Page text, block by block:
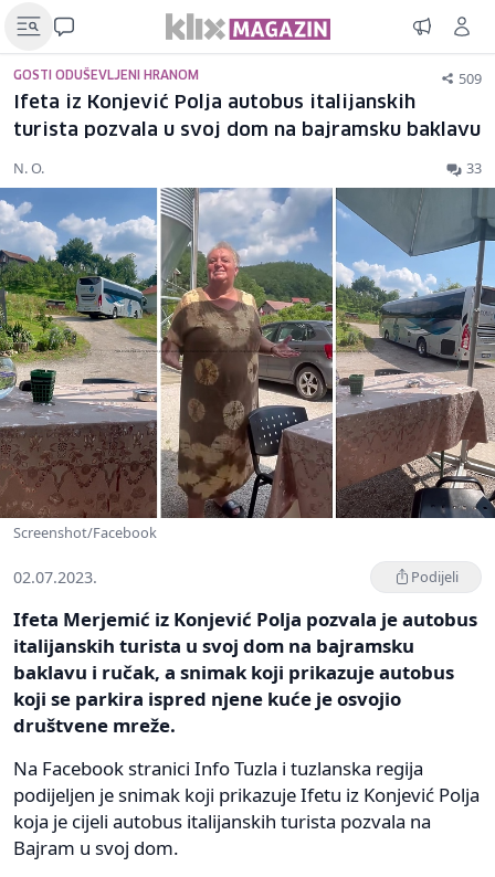
GOSTI ODUŠEVLJENI HRANOM 509
Ifeta iz Konjević Polja autobus italijanskih
turista pozvala u svoj dom na bajramsku baklavu
N. O. 33
Screenshot/Facebook
02.07.2023. Podijeli
Ifeta Merjemić iz Konjević Polja pozvala je autobus
italijanskih turista u svoj dom na bajramsku
baklavu i ručak, a snimak koji prikazuje autobus
koji se parkira ispred njene kuće je osvojio
društvene mreže.
Na Facebook stranici Info Tuzla i tuzlanska regija
podijeljen je snimak koji prikazuje Ifetu iz Konjević Polja
koja je cijeli autobus italijanskih turista pozvala na
Bajram u svoj dom.